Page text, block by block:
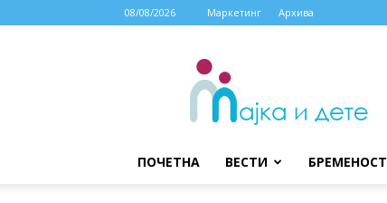
08/08/2026 Маркетинг Архива
МАЈКА
ДЕТЕ
ПОЧЕТНА ВЕСТИ БРЕМЕНОСТ